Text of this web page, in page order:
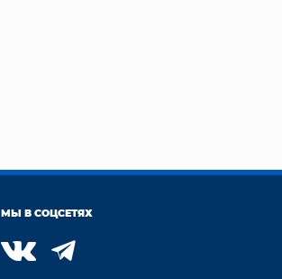
МЫ В СОЦСЕТЯХ